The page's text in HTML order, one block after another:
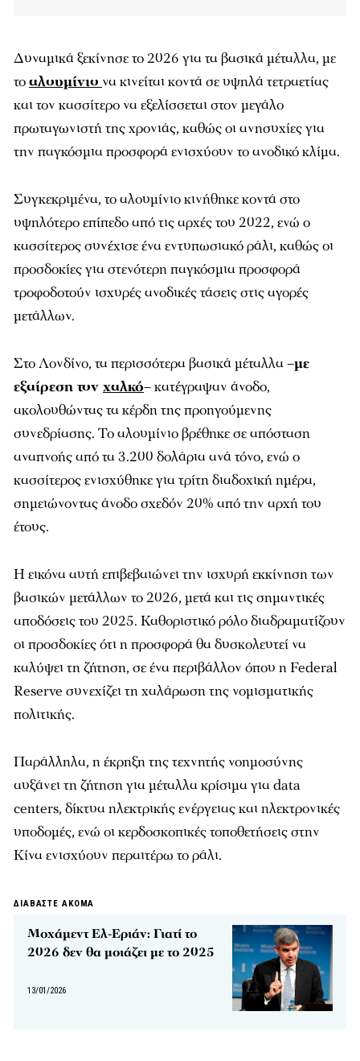
Δυναμικά ξεκίνησε το 2026 για τα βασικά μέταλλα, με
τοαλουμίνιο να κινείται κοντά σε υψηλά τετραετίας
και τον κασσίτερο να εξελίσσεται στον μεγάλο
πρωταγωνιστή της χρονιάς, καθώς οι ανησυχίες για
την παγκόσμια προσφορά ενισχύουν το ανοδικό κλίμα.
Συγκεκριμένα, το αλουμίνιο κινήθηκε κοντά στο
υψηλότερο επίπεδο από τις αρχές του 2022, ενώ ο
κασσίτερος συνέχισε ένα εντυπωσιακό ράλι, καθώς οι
προσδοκίες για στενότερη παγκόσμια προσφορά
τροφοδοτούν ισχυρές ανοδικές τάσεις στις αγορές
μετάλλων.
Στο Λονδίνο, τα περισσότερα βασικά μέταλλα –με
εξαίρεση τον χαλκό– κατέγραψαν άνοδο,
ακολουθώντας τα κέρδη της προηγούμενης
συνεδρίασης. Το αλουμίνιο βρέθηκε σε απόσταση
αναπνοής από τα 3.200 δολάρια ανά τόνο, ενώ ο
κασσίτερος ενισχύθηκε για τρίτη διαδοχική ημέρα,
σημειώνοντας άνοδο σχεδόν 20% από την αρχή του
έτους.
Η εικόνα αυτή επιβεβαιώνει την ισχυρή εκκίνηση των
βασικών μετάλλων το 2026, μετά και τις σημαντικές
αποδόσεις του 2025. Καθοριστικό ρόλο διαδραματίζουν
οι προσδοκίες ότι η προσφορά θα δυσκολευτεί να
καλύψει τη ζήτηση, σε ένα περιβάλλον όπου η Federal
Reserve συνεχίζει τη χαλάρωση της νομισματικής
πολιτικής.
Παράλληλα, η έκρηξη της τεχνητής νοημοσύνης
αυξάνει τη ζήτηση για μέταλλα κρίσιμα για data
centers, δίκτυα ηλεκτρικής ενέργειας και ηλεκτρονικές
υποδομές, ενώ οι κερδοσκοπικές τοποθετήσεις στην
Κίνα ενισχύουν περαιτέρω το ράλι.
ΔΙΑΒΑΣΤΕ ΑΚΟΜΑ
Μοχάμεντ Ελ-Εριάν: Γιατί το
2026 δεν θα μοιάζει με το 2025
13/01/2026